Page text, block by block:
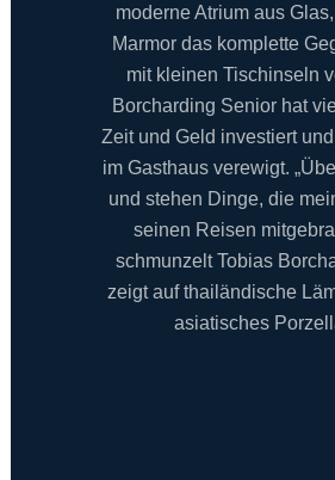
moderne Atrium aus
Marmor das komplette
mit kleinen Tischinseln
Borcharding Senior hat
Zeit und Geld investiert
im Gasthaus verewigt.
und stehen Dinge, die
seinen Reisen
schmunzelt Tobias
zeigt auf thailändische
asiatisches